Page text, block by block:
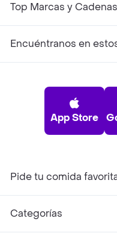
Top Marcas y
Encuéntranos en
App Store
Pide tu comida
Categorías